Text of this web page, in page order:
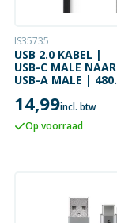
IS35735
USB 2.0 KABEL |
USB-C MALE NAAR
USB-A MALE | 480
14,99incl. btw
Op voorraad